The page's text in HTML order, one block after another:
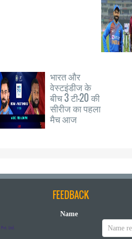
भारत और
वेस्टइंडीज के
बीच 3 टी-20 की
सीरीज का पहला
मैच आज
FEEDBACK
Name